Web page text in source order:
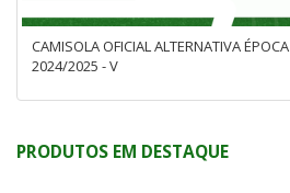
CAMISOLA OFICIAL ALTERNATIVA ÉPOCA
2024/2025 - V
PRODUTOS EM DESTAQUE